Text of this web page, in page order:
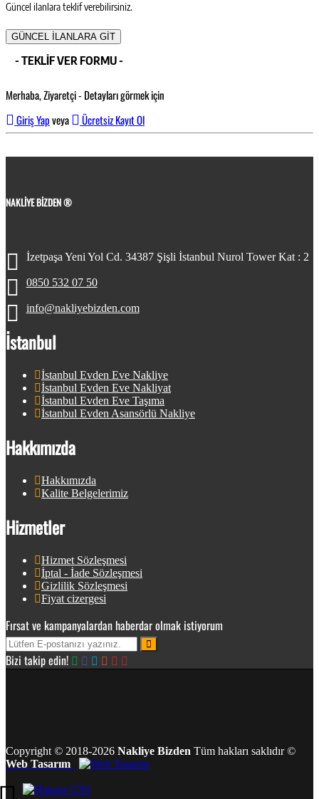
Güncel ilanlara teklif verebilirsiniz.
GÜNCEL İLANLARA GİT
- TEKLİF VER FORMU -
Merhaba, Ziyaretçi - Detayları görmek için
Giriş Yapveya Ücretsiz Kayıt Ol
NAKLIYE BIZDEN ®
İzetpaşa Yeni Yol Cd. 34387 Şişli İstanbul Nurol Tower Kat : 2
0850 532 07 50
info@nakliyebizden.com
İstanbul
İstanbul Evden Eve Nakliye
İstanbul Evden Eve Nakliyat
İstanbul Evden Eve Taşıma
İstanbul Evden Asansörlü Nakliye
Hakkımızda
Hakkımızda
Kalite Belgelerimiz
Hizmetler
Hizmet Sözleşmesi
İptal - İade Sözleşmesi
Gizlilik Sözleşmesi
Fiyat cizergesi
Fırsat ve kampanyalardan haberdar olmak istiyorum
Bizi takip edin!
Copyright © 2018-2026 Nakliye Bizden Tüm hakları saklıdır ©
Web Tasarım